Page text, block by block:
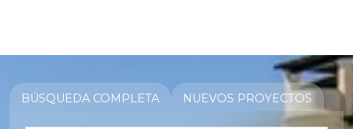
BÚSQUEDA COMPLETA NUEVOS PROYECTOS